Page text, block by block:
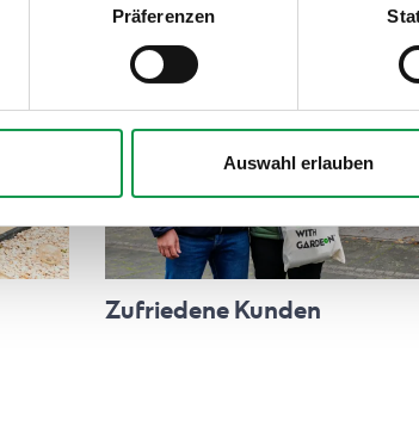
Präferenzen
Auswahl erlauben
Zufriedene Kunden